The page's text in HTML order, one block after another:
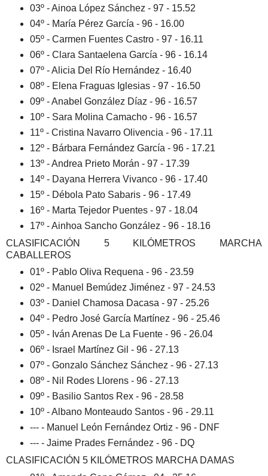
03º - Ainoa López Sánchez - 97 - 15.52
04º - María Pérez García - 96 - 16.00
05º - Carmen Fuentes Castro - 97 - 16.11
06º - Clara Santaelena García - 96 - 16.14
07º - Alicia Del Río Hernández - 16.40
08º - Elena Fraguas Iglesias - 97 - 16.50
09º - Anabel González Díaz - 96 - 16.57
10º - Sara Molina Camacho - 96 - 16.57
11º - Cristina Navarro Olivencia - 96 - 17.11
12º - Bárbara Fernández García - 96 - 17.21
13º - Andrea Prieto Morán - 97 - 17.39
14º - Dayana Herrera Vivanco - 96 - 17.40
15º - Débola Pato Sabaris - 96 - 17.49
16º - Marta Tejedor Puentes - 97 - 18.04
17º - Ainhoa Sancho González - 96 - 18.16
CLASIFICACIÓN 5 KILÓMETROS MARCHA
CABALLEROS
01º - Pablo Oliva Requena - 96 - 23.59
02º - Manuel Bemúdez Jiménez - 97 - 24.53
03º - Daniel Chamosa Dacasa - 97 - 25.26
04º - Pedro José García Martínez - 96 - 25.46
05º - Iván Arenas De La Fuente - 96 - 26.04
06º - Israel Martínez Gil - 96 - 27.13
07º - Gonzalo Sánchez Sánchez - 96 - 27.13
08º - Nil Rodes Llorens - 96 - 27.13
09º - Basilio Santos Rex - 96 - 28.58
10º - Albano Monteaudo Santos - 96 - 29.11
--- - Manuel León Fernández Ortiz - 96 - DNF
--- - Jaime Prades Fernández - 96 - DQ
CLASIFICACIÓN 5 KILÓMETROS MARCHA DAMAS